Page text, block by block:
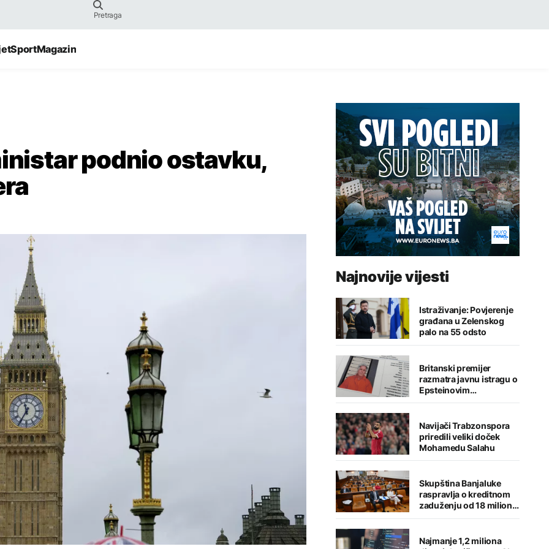
SportMagazin
podnio ostavku,
Najnovije vijesti
Istraživanje: Povjerenje
građana u Zelenskog
palo na 55 odsto
Britanski premijer
razmatra javnu istragu o
Epsteinovim
aktivnostima u Velikoj
Navijači Trabzonspora
priredili veliki doček
Mohamedu Salahu
Skupština Banjaluke
raspravlja o kreditnom
zaduženju od 18 miliona
KM i parkinzima
Najmanje 1,2 miliona